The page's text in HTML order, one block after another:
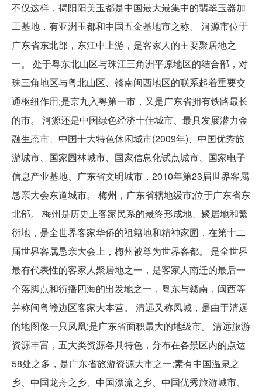
不仅这样，揭阳阳美玉都是中国最大最集中的翡翠玉器加
工基地，有亚洲玉都和中国五金基地市之称。 河源市位于
广东省东北部，东江中上游，是客家人的主要聚居地之
一。 处于粤东北山区与珠江三角洲平原地区的结合部，对
珠三角地区与粤北山区、赣南闽西地区的联系起着重要交
通枢纽作用;是京九入粤第一市，又是广东省拥有铁路最长
的市。 河源还是中国绿色经济十佳城市、最具发展潜力金
融生态市、中国十大特色休闲城市(2009年)、中国优秀旅
游城市、国家园林城市、国家信息化试点城市、国家电子
信息产业基地、广东省文明城市，2010年第23届世界客属
恳亲大会东道城市。 梅州，广东省辖地级市;位于广东省东
北部。 梅州是历史上客家民系的最终形成地、聚居地和繁
衍地，是全世界客家华侨的祖籍地和精神家园，在第十二
届世界客属恳亲大会上，梅州被尊为世界客都。 是全世界
最有代表性的客家人聚居地之一，是客家人南迁的最后一
个落脚点和衍播四海的出发地之一，粤东与赣南，闽西等
并称闽粤赣边区客家大本营。 清远又称凤城，是由于清远
的地图像一只凤凰;是广东省面积最大的地级市。 清远旅游
资源丰富，五大类资源各具特色，分布在各景区内的点达
58处之多，是广东省旅游资源大市之一;素有中国温泉之
乡、中国龙舟之乡、中国漂流之乡、中国优秀旅游城市、